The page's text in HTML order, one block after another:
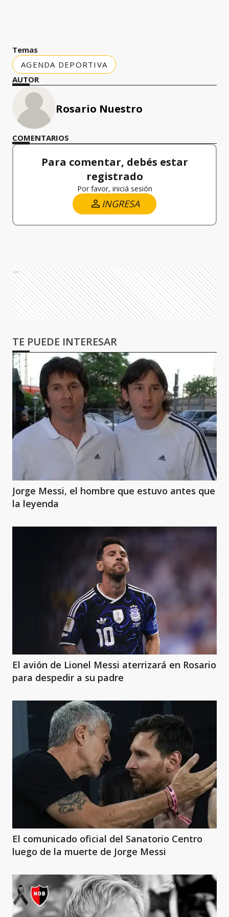
Temas
AGENDA DEPORTIVA
AUTOR
Rosario Nuestro
COMENTARIOS
Para comentar, debés estar
registrado
Por favor, iniciá sesión
INGRESA
Ads
TE PUEDE INTERESAR
Jorge Messi, el hombre que estuvo antes que
la leyenda
El avión de Lionel Messi aterrizará en Rosario
para despedir a su padre
El comunicado oficial del Sanatorio Centro
luego de la muerte de Jorge Messi